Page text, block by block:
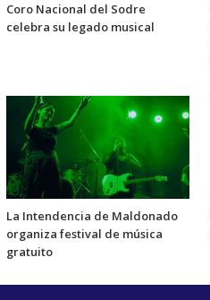
Coro Nacional del Sodre
celebra su legado musical
La Intendencia de Maldonado
organiza festival de música
gratuito